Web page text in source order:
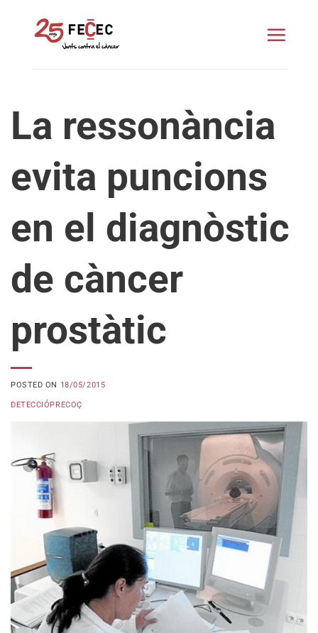
La ressonància
evita puncions
en el diagnòstic
de càncer
prostàtic
POSTED ON 18/05/2015
DETECCIÓPRECOÇ